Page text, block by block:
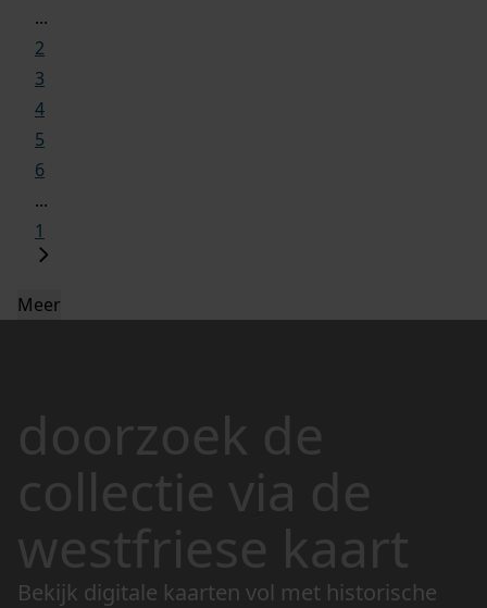
...
2
3
4
5
6
...
1
Meer
doorzoek de
collectie via de
westfriese kaart
Bekijk digitale kaarten vol met historische